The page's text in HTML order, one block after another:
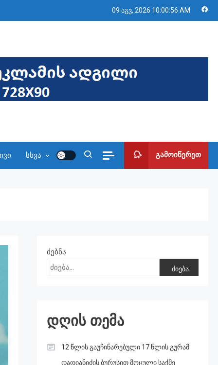
09 აგვ, 2026 10:00:58 AM
სხვა გამოიწერეთ
ძებნა
ძიება
დღის თემა
12 წლის გაუჩინარებული 17 წლის გურამ
დადიანიძის ბურუსით მოცული საქმე